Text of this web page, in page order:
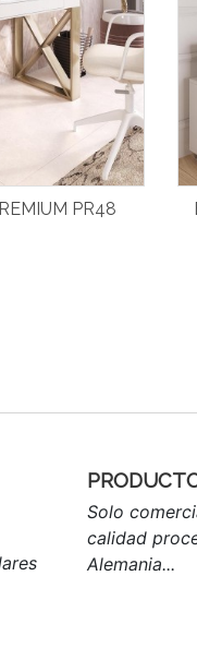
PR48
Solo
calidad
Alemania...